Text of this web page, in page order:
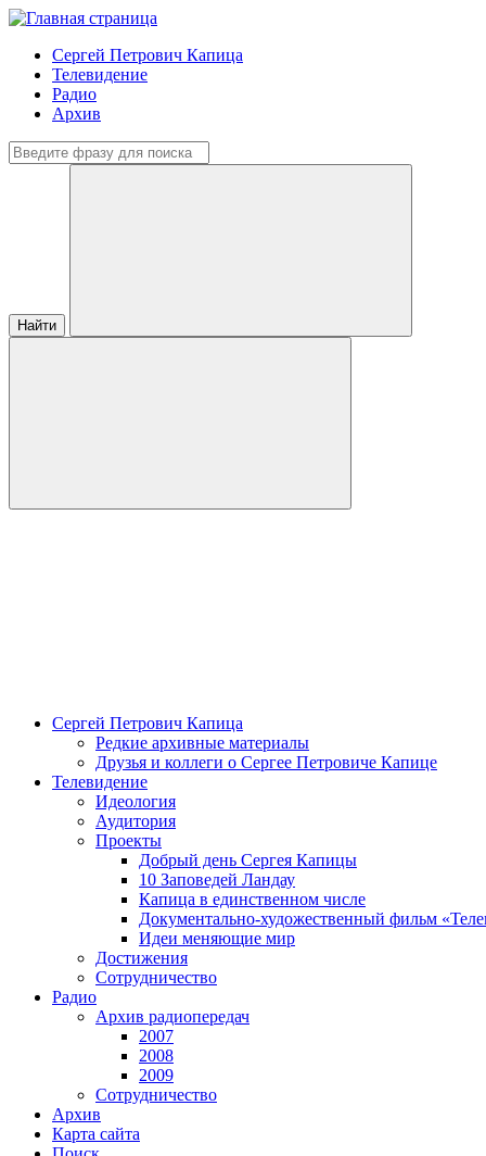
Сергей Петрович Капица
Телевидение
Радио
Архив
Найти
Сергей Петрович Капица
Редкие архивные материалы
Друзья и коллеги о Сергее Петровиче Капице
Телевидение
Идеология
Аудитория
Проекты
Добрый день Сергея Капицы
10 Заповедей Ландау
Капица в единственном числе
Документально-художественный фильм
Идеи меняющие мир
Достижения
Сотрудничество
Радио
Архив радиопередач
2007
2008
2009
Сотрудничество
Архив
Карта сайта